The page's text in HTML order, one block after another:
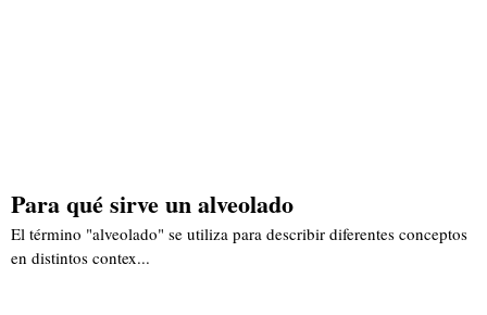
Para qué sirve un alveolado
El término "alveolado" se utiliza para describir diferentes conceptos
en distintos contex...